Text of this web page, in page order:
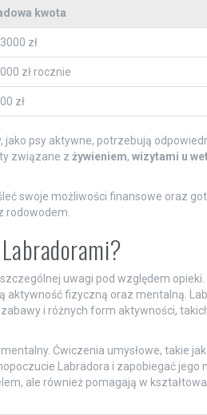
kwota
zł
zł rocznie
zł
jako psy aktywne, potrzebują
związane z żywieniem, wizytami u
swoje możliwości finansowe oraz
rodowodem.
uwagi pod względem
aktywność fizyczną oraz mentalną.
i różnych form aktywności,
Ćwiczenia umysłowe, takie
Labradora i zapobiegać jego
ale również pomagają w